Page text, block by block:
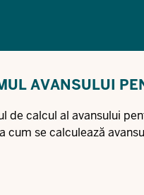
AVANSULUI
de calcul al avansului
se calculează